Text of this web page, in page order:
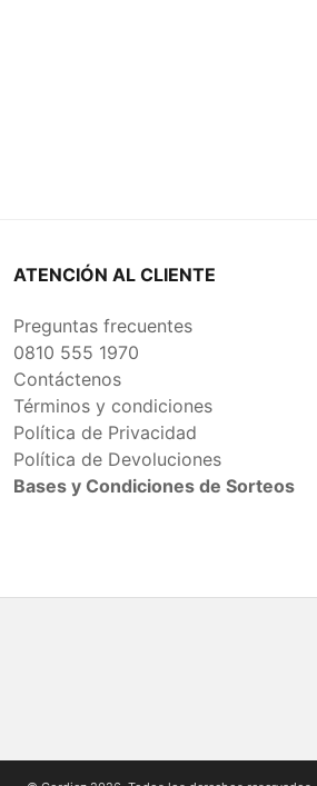
ATENCIÓN AL CLIENTE
Preguntas frecuentes
0810 555 1970
Contáctenos
Términos y condiciones
Política de Privacidad
Política de Devoluciones
Bases y Condiciones de Sorteos